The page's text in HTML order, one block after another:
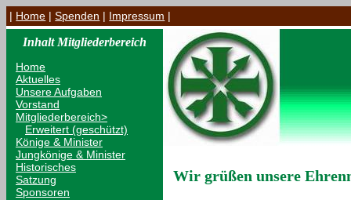
| Home |Spenden | Impressum |
Inhalt Mitgliederbereich
Home
Aktuelles
Unsere Aufgaben
Vorstand
Mitgliederbereich>
Erweitert (geschützt)
Könige & Minister
Jungkönige & Minister
Historisches
Satzung
Sponsoren
Wir grüßen unsere